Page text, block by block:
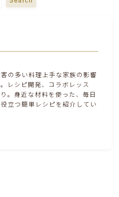
の多い料理上手な家族の影響
レシピ開発、コラボレッス
。身近な材料を使った、毎日
立つ簡単レシピを紹介してい